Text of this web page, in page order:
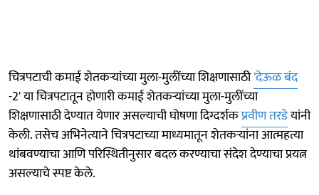
चित्रपटाची कमाई शेतकऱ्यांच्या मुला-मुलींच्या शिक्षणासाठी'देऊळ बंद
-2' या चित्रपटातून होणारी कमाई शेतकऱ्यांच्या मुला-मुलींच्या
शिक्षणासाठी देण्यात येणार असल्याची घोषणा दिग्दर्शकप्रवीण तरडेयांनी
केली. तसेच अभिनेत्याने चित्रपटाच्या माध्यमातून शेतकऱ्यांना आत्महत्या
थांबवण्याचा आणि परिस्थितीनुसार बदल करण्याचा संदेश देण्याचा प्रयत्न
असल्याचे स्पष्ट केले.